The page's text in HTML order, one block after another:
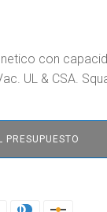
con
UL & CSA.
PRESUPUESTO